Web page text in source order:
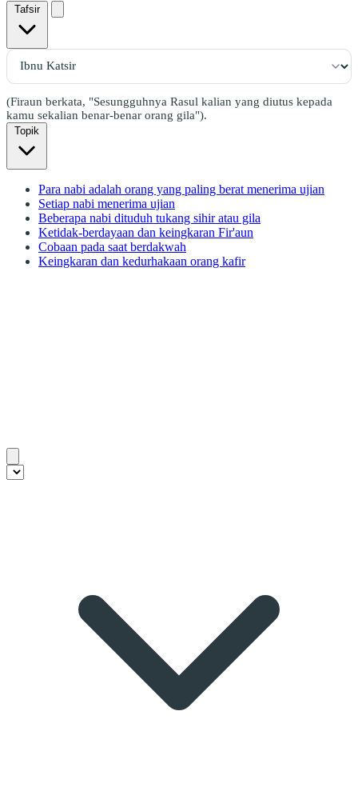
Tafsir
(Firaun berkata, "Sesungguhnya Rasul kalian yang diutus kepada
kamu sekalian benar-benar orang gila").
Topik
Para nabi adalah orang yang paling berat menerima ujian
Setiap nabi menerima ujian
Beberapa nabi dituduh tukang sihir atau gila
Ketidak-berdayaan dan keingkaran Fir'aun
Cobaan pada saat berdakwah
Keingkaran dan kedurhakaan orang kafir